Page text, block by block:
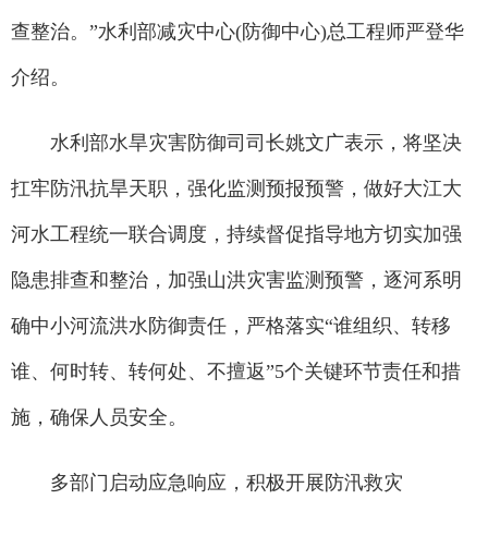
查整治。”水利部减灾中心(防御中心)总工程师严登华
介绍。
水利部水旱灾害防御司司长姚文广表示，将坚决
扛牢防汛抗旱天职，强化监测预报预警，做好大江大
河水工程统一联合调度，持续督促指导地方切实加强
隐患排查和整治，加强山洪灾害监测预警，逐河系明
确中小河流洪水防御责任，严格落实“谁组织、转移
谁、何时转、转何处、不擅返”5个关键环节责任和措
施，确保人员安全。
多部门启动应急响应，积极开展防汛救灾